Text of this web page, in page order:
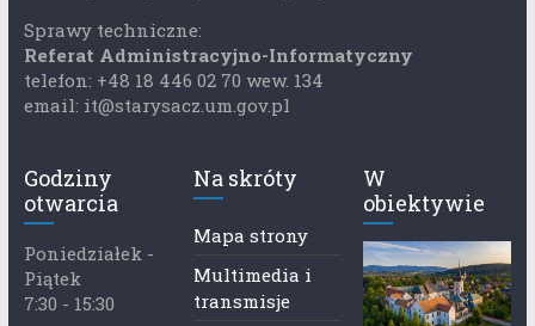
Sprawy techniczne:
Referat Administracyjno-Informatyczny
telefon: +48 18 446 02 70 wew. 134
email: it@starysacz.um.gov.pl
Godziny
otwarcia
Poniedziałek -
Piątek
7:30 - 15:30
Na skróty
Mapa strony
Multimedia i
transmisje
W
obiektywie